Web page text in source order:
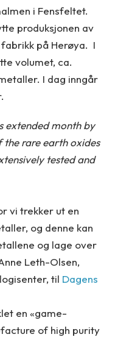
i Fensfeltet.
produksjonen av
fabrikk på Herøya. I
volumet, ca.
I dag inngår
extended month by
rare earth oxides
tested and
vi trekker ut en
og denne kan
og lage over
Leth-Olsen,
til Dagens
en «game-
of high purity